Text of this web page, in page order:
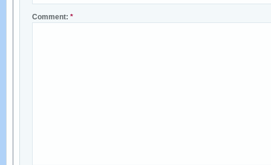
Comment: *